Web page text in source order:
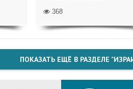
368
ПОКАЗАТЬ ЕЩЁ В РАЗДЕЛЕ